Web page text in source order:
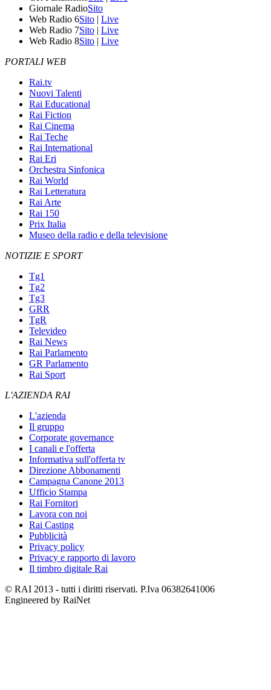
Giornale RadioSito
Web Radio 6Sito | Live
Web Radio 7Sito | Live
Web Radio 8Sito | Live
PORTALI WEB
Rai.tv
Nuovi Talenti
Rai Educational
Rai Fiction
Rai Cinema
Rai Teche
Rai International
Rai Eri
Orchestra Sinfonica
Rai World
Rai Letteratura
Rai Arte
Rai 150
Prix Italia
Museo della radio e della televisione
NOTIZIE E SPORT
Tg1
Tg2
Tg3
GRR
TgR
Televideo
Rai News
Rai Parlamento
GR Parlamento
Rai Sport
L'AZIENDA RAI
L'azienda
Il gruppo
Corporate governance
I canali e l'offerta
Informativa sull'offerta tv
Direzione Abbonamenti
Campagna Canone 2013
Ufficio Stampa
Rai Fornitori
Lavora con noi
Rai Casting
Pubblicità
Privacy policy
Privacy e rapporto di lavoro
Il timbro digitale Rai
© RAI 2013 - tutti i diritti riservati. P.Iva 06382641006
Engineered by RaiNet